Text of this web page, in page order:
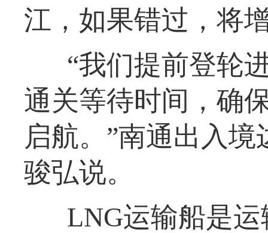
江，如果错过，将
“我们提前登轮
通关等待时间，确
启航。”南通出入
骏弘说。
LNG运输船是